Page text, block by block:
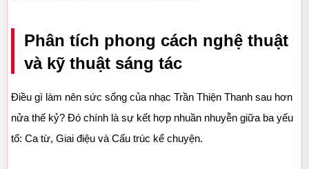
Phân tích phong cách nghệ thuật
và kỹ thuật sáng tác
Điều gì làm nên sức sống của nhạc Trần Thiện Thanh sau hơn
nửa thế kỷ? Đó chính là sự kết hợp nhuần nhuyễn giữa ba yếu
tố: Ca từ, Giai điệu và Cấu trúc kể chuyện.